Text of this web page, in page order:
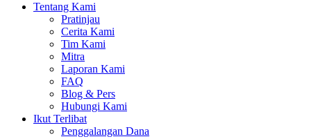
Tentang Kami
Pratinjau
Cerita Kami
Tim Kami
Mitra
Laporan Kami
FAQ
Blog & Pers
Hubungi Kami
Ikut Terlibat
Penggalangan Dana